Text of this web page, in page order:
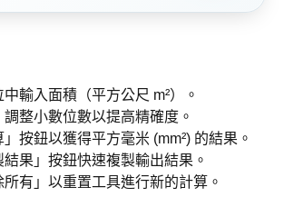
輸入面積（平方公尺 m²）。
整小數位數以提高精確度。
按鈕以獲得平方毫米 (mm²) 的結果。
果」按鈕快速複製輸出結果。
有」以重置工具進行新的計算。